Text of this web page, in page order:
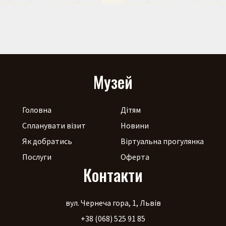
Музей
Головна
Спланувати візит
Як добратись
Послуги
Дітям
Новини
Віртуальна прогулянка
Оферта
Контакти
вул. Чернеча гора, 1, Львів
+38 (068) 525 91 85